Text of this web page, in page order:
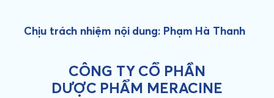
Chịu trách nhiệm nội dung: Phạm Hà Thanh
CÔNG TY CỔ PHẦN
DƯỢC PHẨM MERACINE